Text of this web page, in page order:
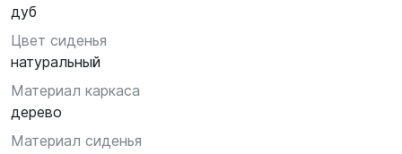
дуб
Цвет сиденья
натуральный
Материал каркаса
дерево
Материал сиденья